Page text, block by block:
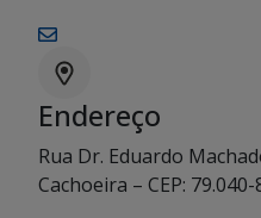
Endereço
Rua Dr. Eduardo
Cachoeira – CEP: 79.040-